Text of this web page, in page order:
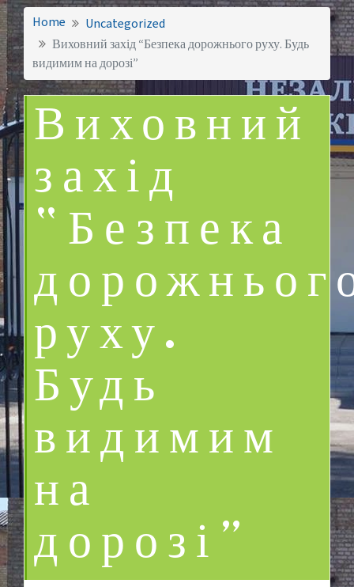
Home
Uncategorized
Виховний захід “Безпека дорожнього руху. Будь
видимим на дорозі”
Виховний
захід
“Безпека
руху.
Будь
видимим
на
дорозі”